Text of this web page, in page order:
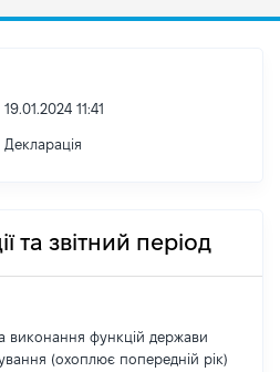
19.01.2024 11:41
Декларація
та звітний період
виконання функцій держави
(охоплює попередній рік)